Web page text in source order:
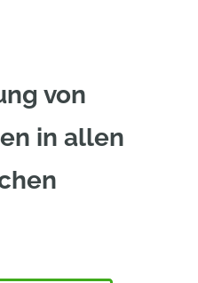
von
in allen